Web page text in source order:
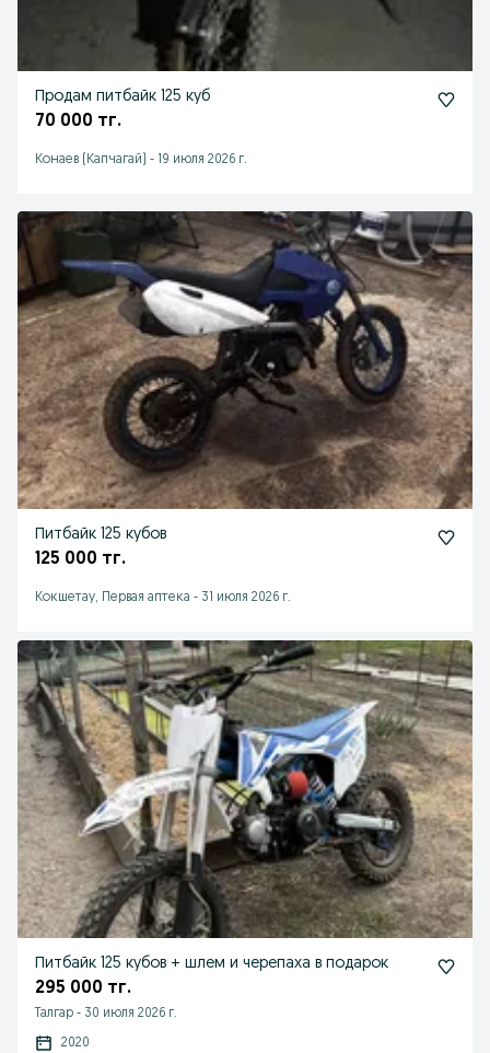
Продам питбайк 125 куб
70 000 тг.
Конаев (Капчагай) - 19 июля 2026 г.
Питбайк 125 кубов
125 000 тг.
Кокшетау, Первая аптека - 31 июля 2026 г.
Питбайк 125 кубов + шлем и черепаха в подарок
295 000 тг.
Талгар - 30 июля 2026 г.
2020